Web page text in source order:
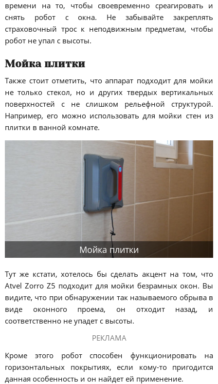
времени на то, чтобы своевременно среагировать и
снять робот с окна. Не забывайте закреплять
страховочный трос к неподвижным предметам, чтобы
робот не упал с высоты.
Мойка плитки
Также стоит отметить, что аппарат подходит для мойки
не только стекол, но и других твердых вертикальных
поверхностей с не слишком рельефной структурой.
Например, его можно использовать для мойки стен из
плитки в ванной комнате.
Мойка плитки
Тут же кстати, хотелось бы сделать акцент на том, что
Atvel Zorro Z5 подходит для мойки безрамных окон. Вы
видите, что при обнаружении так называемого обрыва в
виде оконного проема, он отходит назад, и
соответственно не упадет с высоты.
РЕКЛАМА
Кроме этого робот способен функционировать на
горизонтальных покрытиях, если кому-то пригодится
данная особенность и он найдет ей применение.